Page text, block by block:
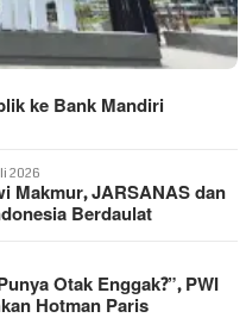
ke Bank Mandiri
2026
Makmur, JARSANAS dan
Berdaulat
Otak Enggak?”, PWI
Hotman Paris